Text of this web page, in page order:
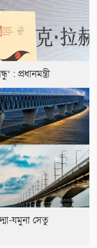
: প্রধানমন্ত্রী
যমুনা সেতু